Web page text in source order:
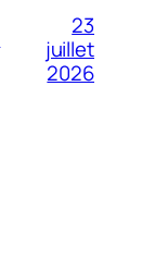
23
juillet
2026